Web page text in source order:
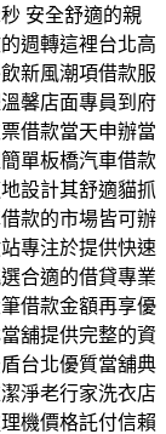
安全舒適的親
週轉這裡台北高
新風潮項借款服
馨店面專員到府
借款當天申辦當
單板橋汽車借款
設計其舒適貓抓
款的市場皆可辦
專注於提供快速
合適的借貸專業
借款金額再享優
舖提供完整的資
台北優質當舖典
淨老行家洗衣店
機價格託付信賴